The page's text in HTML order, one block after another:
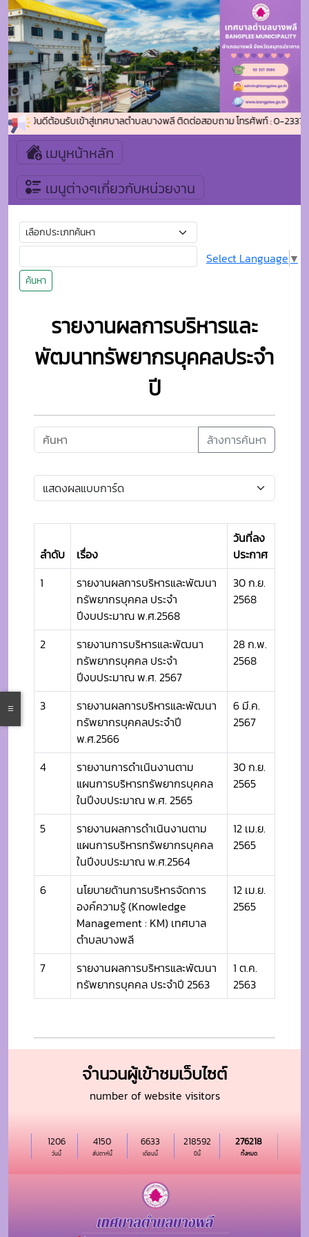
ยินดีต้อนรับเข้าสู่เทศบาลตำบลบางพลี ติดต่อสอบถาม โทรศัพท์ : 0-2337-
เมนูหน้าหลัก
เมนูต่างๆเกี่ยวกับหน่วยงาน
ค้นหา
Select Language ▼
รายงานผลการบริหารและ
พัฒนาทรัพยากรบุคคลประจำ
ปี
ล้างการค้นหา
ลำดับ เรื่อง
วันที่ลง
ประกาศ
1
รายงานผลการบริหารและพัฒนา
ทรัพยากรบุคคล ประจำ
ปีงบประมาณ พ.ศ.2568
30 ก.ย.
2568
2
รายงานการบริหารและพัฒนา
ทรัพยากรบุคคล ประจำ
ปีงบประมาณ พ.ศ. 2567
28 ก.พ.
2568
3
รายงานผลการบริหารและพัฒนา
ทรัพยากรบุคคลประจำปี
พ.ศ.2566
6 มี.ค.
2567
4
รายงานการดำเนินงานตาม
แผนการบริหารทรัพยากรบุคคล
ในปีงบประมาณ พ.ศ. 2565
30 ก.ย.
2565
5
รายงานผลการดำเนินงานตาม
แผนการบริหารทรัพยากรบุคคล
ในปีงบประมาณ พ.ศ.2564
12 เม.ย.
2565
6
นโยบายด้านการบริหารจัดการ
องค์ความรู้ (Knowledge
Management : KM) เทศบาล
ตำบลบางพลี
12 เม.ย.
2565
7
รายงานผลการบริหารและพัฒนา
ทรัพยากรบุคคล ประจำปี 2563
1 ต.ค.
2563
จำนวนผู้เข้าชมเว็บไซต์
number of website visitors
วันนี้
1206
สัปดาห์นี้
4150
เดือนนี้
6633
ปีนี้
218592
ทั้งหมด
276218